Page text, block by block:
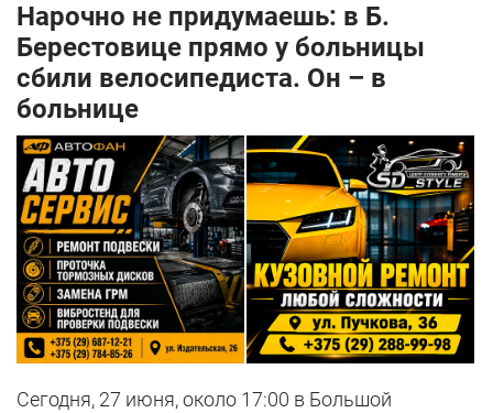
Нарочно не придумаешь: в Б.
Берестовице прямо у больницы
сбили велосипедиста. Он – в
больнице
Сегодня, 27 июня, около 17:00 в Большой